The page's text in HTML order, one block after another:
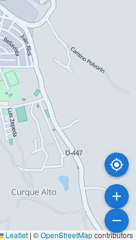
Leaflet | ©OpenStreetMapcontributors